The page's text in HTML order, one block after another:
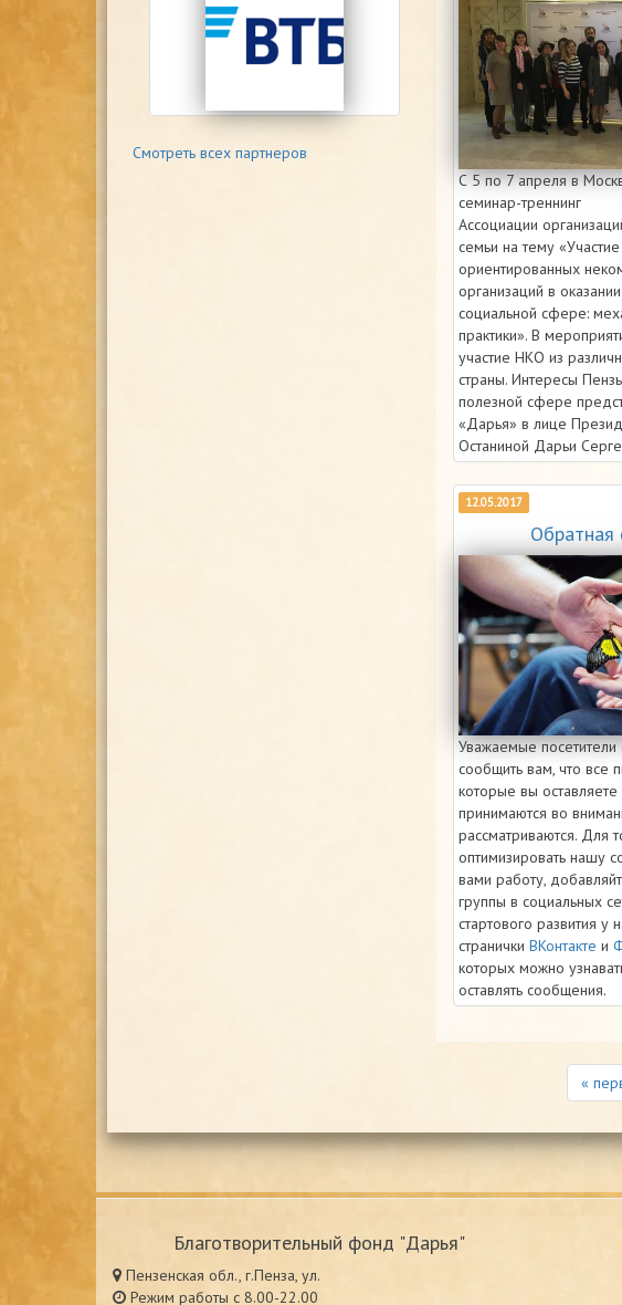
Смотреть всех партнеров
С 5 по 7 апреля в
семинар-треннинг
Ассоциации
семьи на тему
ориентированных
организаций в
социальной сфере:
практики». В
участие НКО из
страны. Интересы
полезной сфере
«Дарья» в лице
Останиной Дарьи
12.05.2017
Обратная
Уважаемые
сообщить вам, что все
которые вы оставляете
принимаются во
рассматриваются. Для
оптимизировать нашу
вами работу,
группы в социальных
стартового развития у
странички ВКонтакте и
которых можно
оставлять сообщения.
«
Благотворительный фонд "Дарья"
Пензенская обл., г.Пенза, ул.
Режим работы с 8.00-22.00